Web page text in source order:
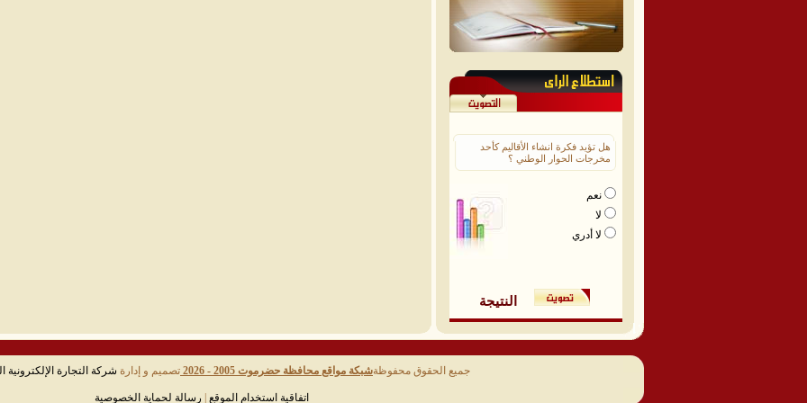
هل تؤيد فكرة انشاء الأقاليم كأحد
مخرجات الحوار الوطني ؟
نعم
لا
لا أدري
النتيجة
جميع الحقوق محفوظةشبكة مواقع محافظة حضرموت 2005 - 2026 تصميم و إدارة شركة التجارة الإلكترونية
اتفاقية استخدام الموقع رسالة لحماية الخصوصية